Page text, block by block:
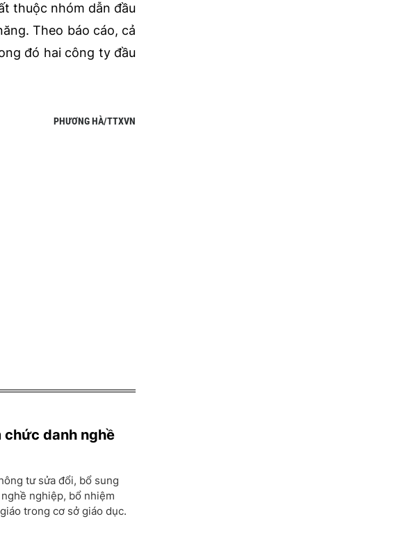
thuộc nhóm dẫn đầu
Theo báo cáo, cả
đó hai công ty đầu
PHƯƠNG HÀ/TTXVN
chức danh nghề
tư sửa đổi, bổ sung
nghiệp, bổ nhiệm
trong cơ sở giáo dục.